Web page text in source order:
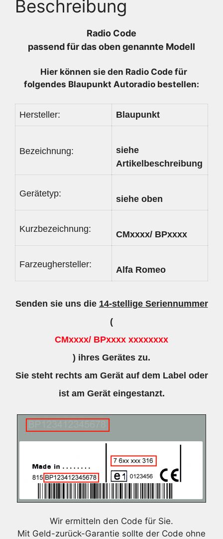
313
616
Menge
Beschreibung
Radio Code
passend für das oben genannte Modell
Hier können sie den Radio Code für
folgendes Blaupunkt Autoradio bestellen:
Hersteller: Blaupunkt
Bezeichnung:
siehe
Artikelbeschreibung
Gerätetyp:
siehe oben
Kurzbezeichnung:
CMxxxx/ BPxxxx
Farzeughersteller:
Alfa Romeo
Senden sie uns die 14-stellige Seriennummer
(
CMxxxx/ BPxxxx xxxxxxxx
) ihres Gerätes zu.
Sie steht rechts am Gerät auf dem Label oder
ist am Gerät eingestanzt.
Wir ermitteln den Code für Sie.
Mit Geld-zurück-Garantie sollte der Code ohne